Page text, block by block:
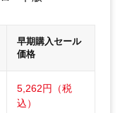
早期購入セール
価格
5,262円（税
込）